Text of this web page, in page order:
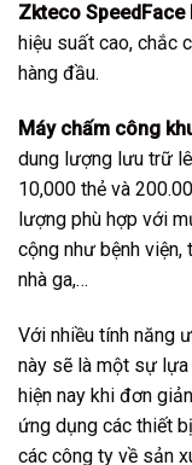
Zkteco SpeedFace
hiệu suất cao, chắc
hàng đầu.
Máy chấm công
dung lượng lưu trữ
10,000 thẻ và
lượng phù hợp với
cộng như bệnh viện,
nhà ga,…
Với nhiều tính năng
này sẽ là một sự lựa
hiện nay khi đơn
ứng dụng các thiết
các công ty về sản